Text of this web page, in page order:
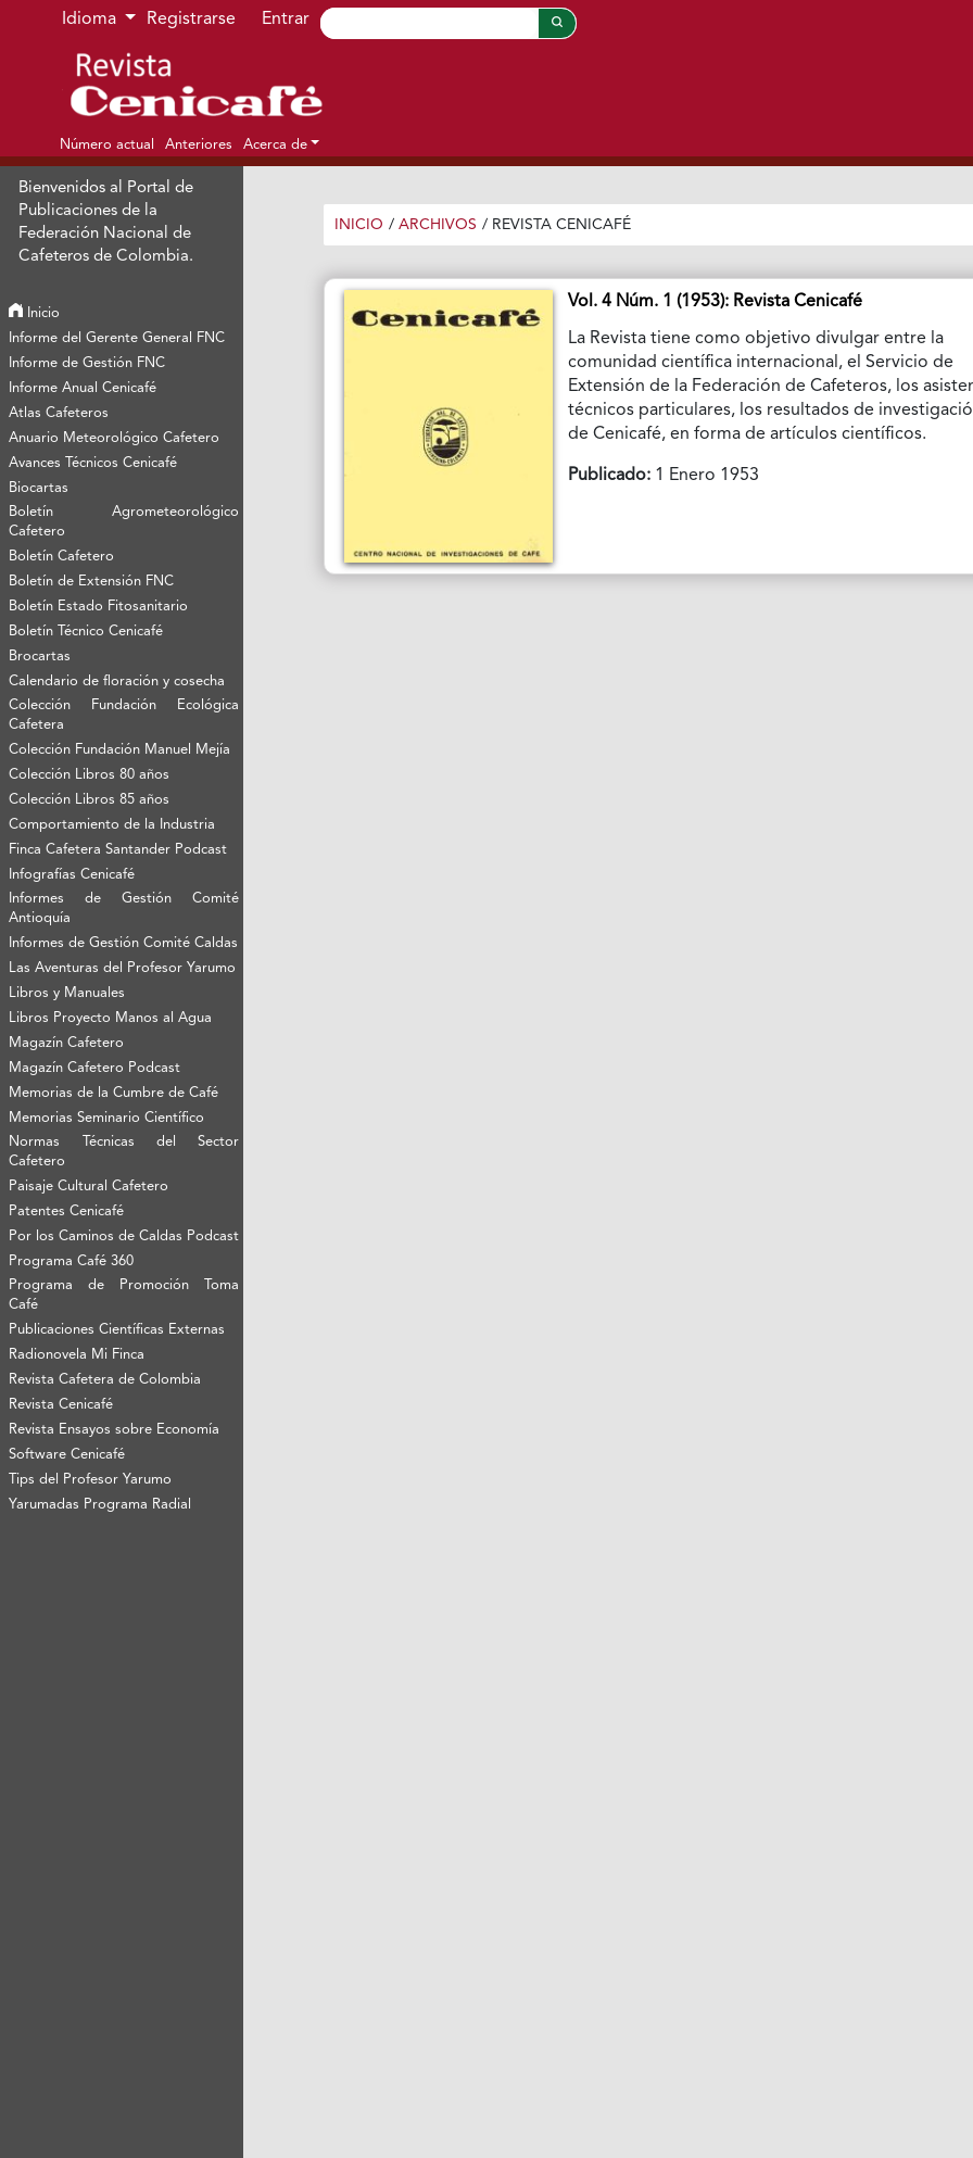
Ir al menú de navegación principal
Ir al contenido principal
Ir al pie de página del sitio
Idioma Registrarse Entrar
Número actual Anteriores Acerca de
Bienvenidos al Portal de
Publicaciones de la
Federación Nacional de
Cafeteros de Colombia.
Inicio
Informe del Gerente General FNC
Informe de Gestión FNC
Informe Anual Cenicafé
Atlas Cafeteros
Anuario Meteorológico Cafetero
Avances Técnicos Cenicafé
Biocartas
Boletín Agrometeorológico
Cafetero
Boletín Cafetero
Boletín de Extensión FNC
Boletín Estado Fitosanitario
Boletín Técnico Cenicafé
Brocartas
Calendario de floración y cosecha
Colección Fundación Ecológica
Cafetera
Colección Fundación Manuel Mejía
Colección Libros 80 años
Colección Libros 85 años
Comportamiento de la Industria
Finca Cafetera Santander Podcast
Infografías Cenicafé
Informes de Gestión Comité
Antioquía
Informes de Gestión Comité Caldas
Las Aventuras del Profesor Yarumo
Libros y Manuales
Libros Proyecto Manos al Agua
Magazín Cafetero
Magazín Cafetero Podcast
Memorias de la Cumbre de Café
Memorias Seminario Científico
Normas Técnicas del Sector
Cafetero
Paisaje Cultural Cafetero
Patentes Cenicafé
Por los Caminos de Caldas Podcast
Programa Café 360
Programa de Promoción Toma
Café
Publicaciones Científicas Externas
Radionovela Mi Finca
Revista Cafetera de Colombia
Revista Cenicafé
Revista Ensayos sobre Economía
Software Cenicafé
Tips del Profesor Yarumo
Yarumadas Programa Radial
INICIO / ARCHIVOS / REVISTA CENICAFÉ
Vol. 4 Núm. 1 (1953): Revista Cenicafé
La Revista tiene como objetivo divulgar entre la
comunidad científica internacional, el Servicio de
Extensión de la Federación de Cafeteros, los
técnicos particulares, los resultados de
de Cenicafé, en forma de artículos científicos.
Publicado: 1 Enero 1953